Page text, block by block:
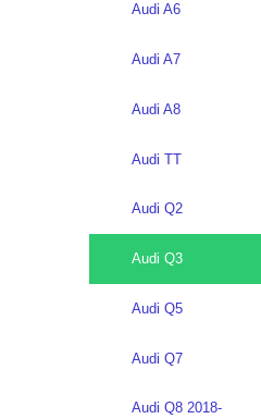
Audi A6
Audi A7
Audi A8
Audi TT
Audi Q2
Audi Q3
Audi Q5
Audi Q7
Audi Q8 2018-